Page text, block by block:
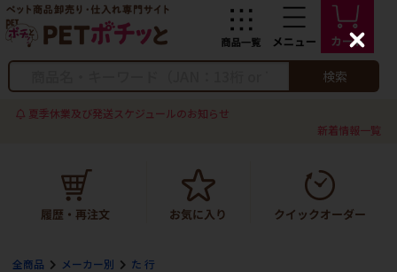
検索
夏季休業及び発送スケジュールのお知らせ
新着情報一覧
全商品 メーカー別 た 行
C
l
s